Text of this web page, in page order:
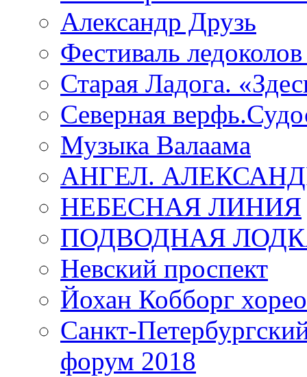
Александр Друзь
Фестиваль
Старая Ладога.
Северная
Музыка Валаама
АНГЕЛ.
НЕБЕСНАЯ ЛИНИЯ
ПОДВОДНАЯ
Невский проспект
Йохан Кобборг
Санкт-
форум 2018